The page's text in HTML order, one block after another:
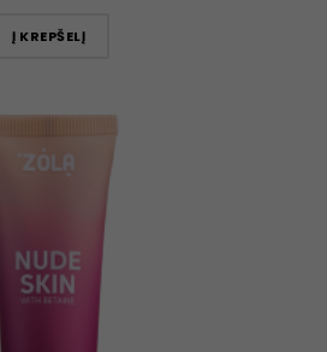
Į KREPŠELĮ